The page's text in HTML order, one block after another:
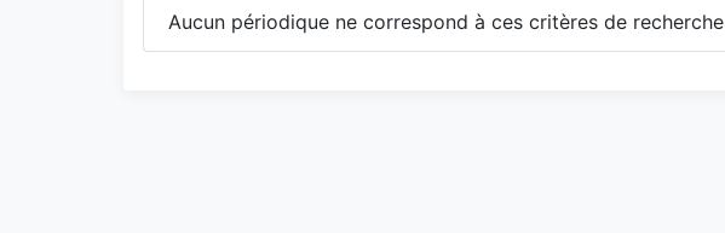
Aucun périodique ne correspond à ces critères de recherche